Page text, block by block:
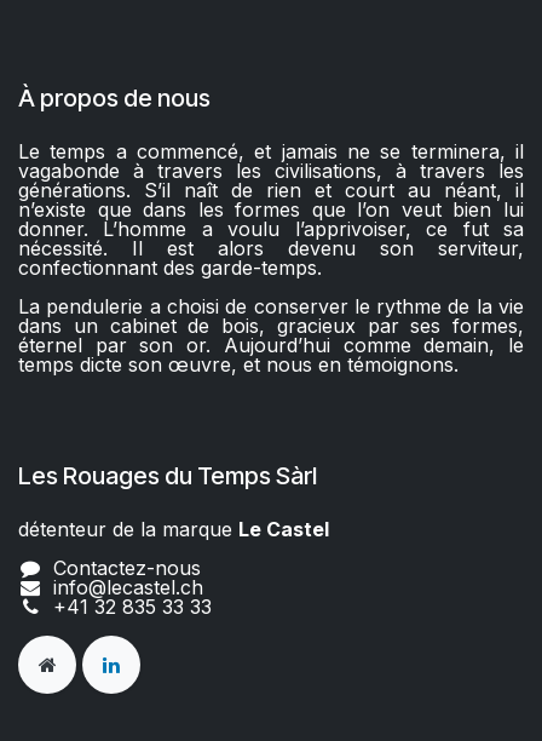
À propos de nous
Le temps a commencé, et jamais ne se terminera, il
vagabonde à travers les civilisations, à travers les
générations. S’il naît de rien et court au néant, il
n’existe que dans les formes que l’on veut bien lui
donner. L’homme a voulu l’apprivoiser, ce fut sa
nécessité. Il est alors devenu son serviteur,
confectionnant des garde-temps.
La pendulerie a choisi de conserver le rythme de la vie
dans un cabinet de bois, gracieux par ses formes,
éternel par son or. Aujourd’hui comme demain, le
temps dicte son œuvre, et nous en témoignons.
Les Rouages du Temps Sàrl
détenteur de la marque Le Castel​​
Contactez-nous
info@lecastel.ch
+41 32 835 33 33